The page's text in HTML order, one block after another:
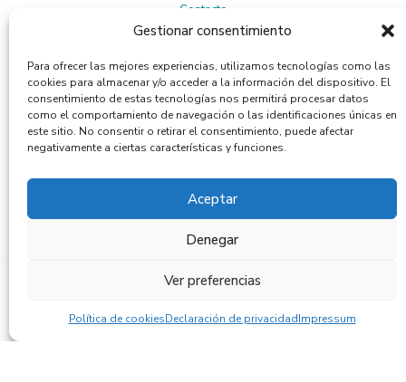
Gestionar consentimiento
Para ofrecer las mejores experiencias, utilizamos tecnologías como las
cookies para almacenar y/o acceder a la información del dispositivo. El
consentimiento de estas tecnologías nos permitirá procesar datos
como el comportamiento de navegación o las identificaciones únicas en
este sitio. No consentir o retirar el consentimiento, puede afectar
negativamente a ciertas características y funciones.
Aceptar
Denegar
Ver preferencias
Política de cookiesDeclaración de privacidadImpressum
Contacto
Suscríbete a la Newsletter
Al suscribirte, aceptas laPolítica de privacidad.
© 2024 Essential Process. Web por Flandecoco.